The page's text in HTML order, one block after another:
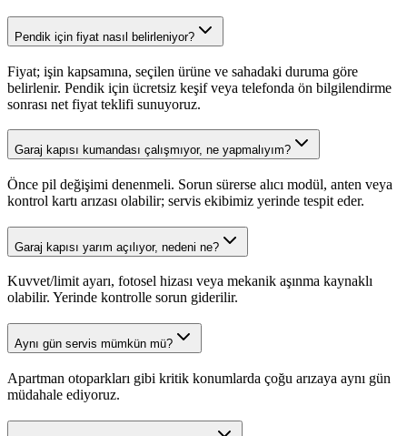
Pendik için fiyat nasıl belirleniyor?
Fiyat; işin kapsamına, seçilen ürüne ve sahadaki duruma göre
belirlenir. Pendik için ücretsiz keşif veya telefonda ön bilgilendirme
sonrası net fiyat teklifi sunuyoruz.
Garaj kapısı kumandası çalışmıyor, ne yapmalıyım?
Önce pil değişimi denenmeli. Sorun sürerse alıcı modül, anten veya
kontrol kartı arızası olabilir; servis ekibimiz yerinde tespit eder.
Garaj kapısı yarım açılıyor, nedeni ne?
Kuvvet/limit ayarı, fotosel hizası veya mekanik aşınma kaynaklı
olabilir. Yerinde kontrolle sorun giderilir.
Aynı gün servis mümkün mü?
Apartman otoparkları gibi kritik konumlarda çoğu arızaya aynı gün
müdahale ediyoruz.